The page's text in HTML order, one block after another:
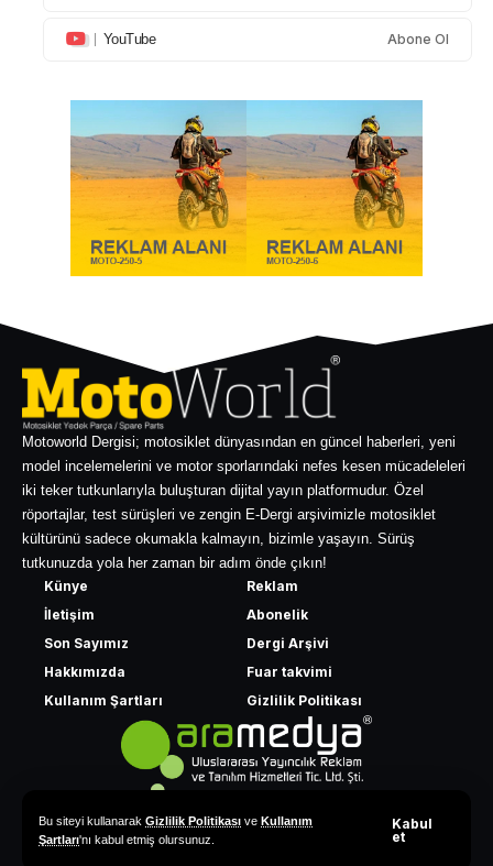
Bu siteyi kullanarak Gizlilik Politikası ve Kullanım
Şartları'nı kabul etmiş olursunuz.
Kabul
et
YouTube Abone Ol
Motoworld Dergisi; motosiklet dünyasından en güncel haberleri, yeni
model incelemelerini ve motor sporlarındaki nefes kesen mücadeleleri
iki teker tutkunlarıyla buluşturan dijital yayın platformudur. Özel
röportajlar, test sürüşleri ve zengin E-Dergi arşivimizle motosiklet
kültürünü sadece okumakla kalmayın, bizimle yaşayın. Sürüş
tutkunuzda yola her zaman bir adım önde çıkın!
Künye
İletişim
Son Sayımız
Hakkımızda
Kullanım Şartları
Reklam
Abonelik
Dergi Arşivi
Fuar takvimi
Gizlilik Politikası